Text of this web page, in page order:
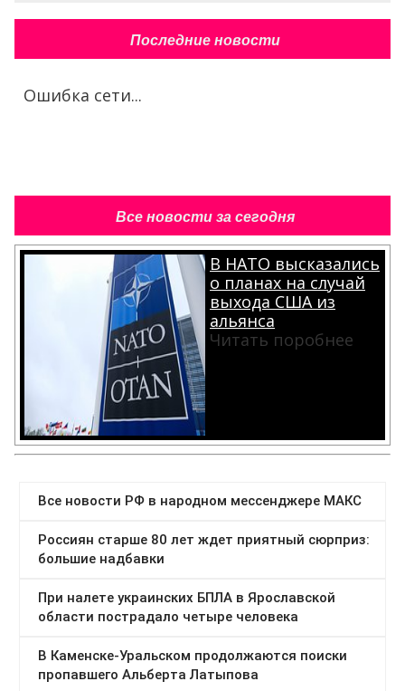
Последние новости
Ошибка сети...
Все новости за сегодня
В НАТО высказались
о планах на случай
выхода США из
альянса
Читать поробнее